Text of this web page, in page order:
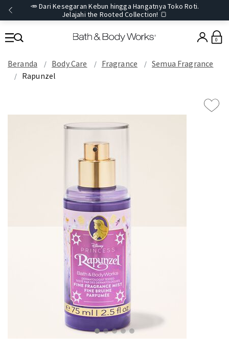
🥕 Dari Kesegaran Kebun hingga Hangatnya Toko Roti.
Jelajahi the Rooted Collection! 🍞
0
Beranda Body Care Fragrance
Semua Fragrance
Rapunzel